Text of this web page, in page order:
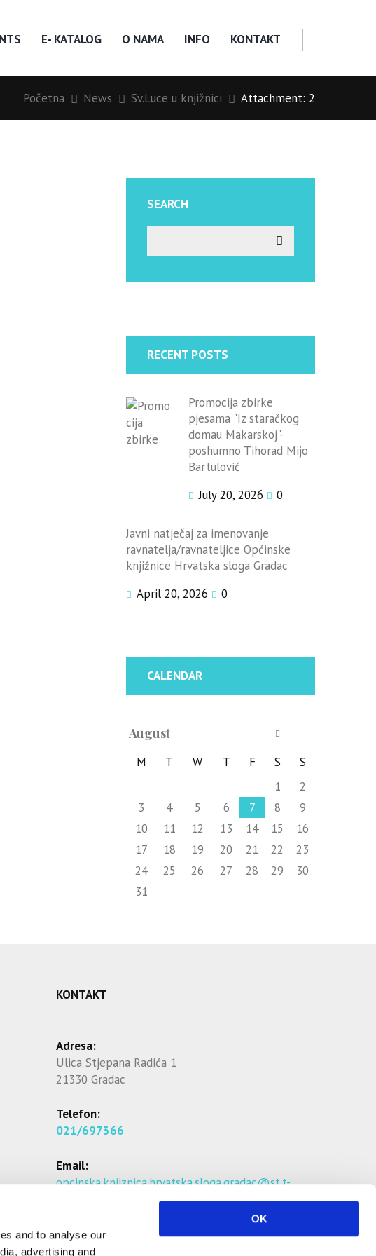
and to analyse our
advertising and
OK
E- KATALOG O NAMA INFO KONTAKT
Početna News Sv.Luce u knjižnici Attachment: 2
SEARCH
RECENT POSTS
Promocija zbirke
pjesama "Iz staračkog
domau Makarskoj"-
poshumno Tihorad Mijo
Bartulović
July 20, 2026
0
Javni natječaj za imenovanje
ravnatelja/ravnateljice Općinske
knjižnice Hrvatska sloga Gradac
April 20, 2026
0
CALENDAR
August
M T W T F S
S
1
2
3
4 5 6 7 8
9
10
11 12 13 14 15
16
17
18 19 20 21 22
23
24
25 26 27 28 29
30
31
KONTAKT
Adresa:
Ulica Stjepana Radića 1
21330 Gradac
Telefon:
021/697366
Email:
opcinska.knjiznica.hrvatska.sloga.gradac@st.t-